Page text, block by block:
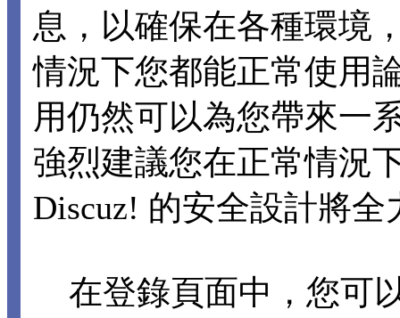
息，以確保在各種環境
情況下您都能正常使用
用仍然可以為您帶來一
強烈建議您在正常情況
Discuz! 的安全設計將
在登錄頁面中，您可